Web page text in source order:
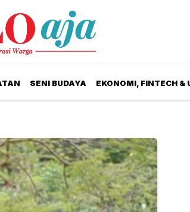
SENI BUDAYA EKONOMI, FINTECH &